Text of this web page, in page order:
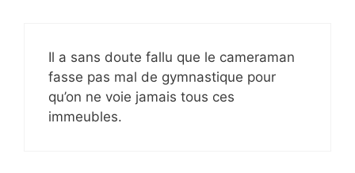
Il a sans doute fallu que le cameraman
fasse pas mal de gymnastique pour
qu’on ne voie jamais tous ces
immeubles.